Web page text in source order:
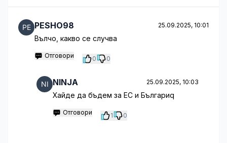
PESHO98 25.09.2025, 10:01
Вълчо, какво се случва
Отговори 0 0
NINJA 25.09.2025, 10:03
Хайде да бъдем за ЕС и Българиq
Отговори 1 0